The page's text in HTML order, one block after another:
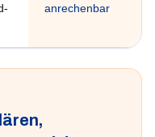
anrechenbar